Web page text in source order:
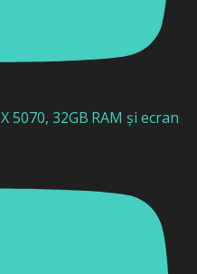
5070, 32GB RAM și ecran